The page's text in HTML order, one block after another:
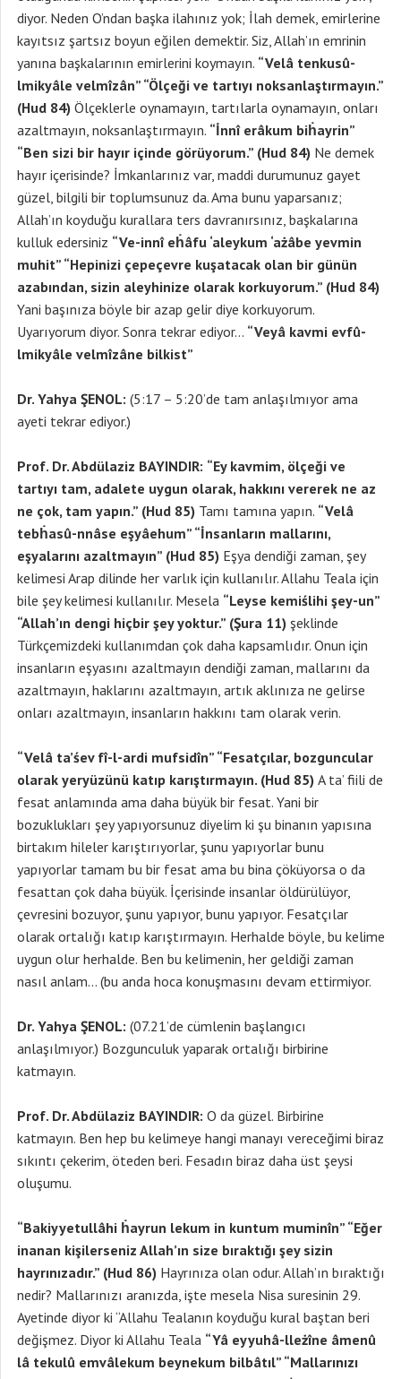
diyor. Neden O’ndan başka ilahınız yok; İlah demek, emirlerine
kayıtsız şartsız boyun eğilen demektir. Siz, Allah’ın emrinin
yanına başkalarının emirlerini koymayın. “Velâ tenkusû-
lmikyâle velmîzân” “Ölçeği ve tartıyı noksanlaştırmayın.”
(Hud 84) Ölçeklerle oynamayın, tartılarla oynamayın, onları
azaltmayın, noksanlaştırmayın. “İnnî erâkum biḣayrin”
“Ben sizi bir hayır içinde görüyorum.” (Hud 84) Ne demek
hayır içerisinde? İmkanlarınız var, maddi durumunuz gayet
güzel, bilgili bir toplumsunuz da. Ama bunu yaparsanız;
Allah’ın koyduğu kurallara ters davranırsınız, başkalarına
kulluk edersiniz “Ve-innî eḣâfu ‘aleykum ‘ażâbe yevmin
muhit” “Hepinizi çepeçevre kuşatacak olan bir günün
azabından, sizin aleyhinize olarak korkuyorum.” (Hud 84)
Yani başınıza böyle bir azap gelir diye korkuyorum.
Uyarıyorum diyor. Sonra tekrar ediyor… “Veyâ kavmi evfû-
lmikyâle velmîzâne bilkist”
Dr. Yahya ŞENOL: (5:17 – 5:20’de tam anlaşılmıyor ama
ayeti tekrar ediyor.)
Prof. Dr. Abdülaziz BAYINDIR: “Ey kavmim, ölçeği ve
tartıyı tam, adalete uygun olarak, hakkını vererek ne az
ne çok, tam yapın.” (Hud 85) Tamı tamına yapın. “Velâ
tebḣasû-nnâse eşyâehum” “İnsanların mallarını,
eşyalarını azaltmayın” (Hud 85) Eşya dendiği zaman, şey
kelimesi Arap dilinde her varlık için kullanılır. Allahu Teala için
bile şey kelimesi kullanılır. Mesela “Leyse kemiślihi şey-un”
“Allah’ın dengi hiçbir şey yoktur.” (Şura 11) şeklinde
Türkçemizdeki kullanımdan çok daha kapsamlıdır. Onun için
insanların eşyasını azaltmayın dendiği zaman, mallarını da
azaltmayın, haklarını azaltmayın, artık aklınıza ne gelirse
onları azaltmayın, insanların hakkını tam olarak verin.
“Velâ ta’śev fî-l-ardi mufsidîn” “Fesatçılar, bozguncular
olarak yeryüzünü katıp karıştırmayın. (Hud 85) A ta’ fiili de
fesat anlamında ama daha büyük bir fesat. Yani bir
bozuklukları şey yapıyorsunuz diyelim ki şu binanın yapısına
birtakım hileler karıştırıyorlar, şunu yapıyorlar bunu
yapıyorlar tamam bu bir fesat ama bu bina çöküyorsa o da
fesattan çok daha büyük. İçerisinde insanlar öldürülüyor,
çevresini bozuyor, şunu yapıyor, bunu yapıyor. Fesatçılar
olarak ortalığı katıp karıştırmayın. Herhalde böyle, bu kelime
uygun olur herhalde. Ben bu kelimenin, her geldiği zaman
nasıl anlam… (bu anda hoca konuşmasını devam ettirmiyor.
Dr. Yahya ŞENOL: (07.21’de cümlenin başlangıcı
anlaşılmıyor.) Bozgunculuk yaparak ortalığı birbirine
katmayın.
Prof. Dr. Abdülaziz BAYINDIR: O da güzel. Birbirine
katmayın. Ben hep bu kelimeye hangi manayı vereceğimi biraz
sıkıntı çekerim, öteden beri. Fesadın biraz daha üst şeysi
oluşumu.
“Bakiyyetullâhi ḣayrun lekum in kuntum muminîn” “Eğer
inanan kişilerseniz Allah’ın size bıraktığı şey sizin
hayrınızadır.” (Hud 86) Hayrınıza olan odur. Allah’ın bıraktığı
nedir? Mallarınızı aranızda, işte mesela Nisa suresinin 29.
Ayetinde diyor ki “Allahu Tealanın koyduğu kural baştan beri
değişmez. Diyor ki Allahu Teala “Yâ eyyuhâ-lleżîne âmenû
lâ tekulû emvâlekum beynekum bilbâtıl” “Mallarınızı